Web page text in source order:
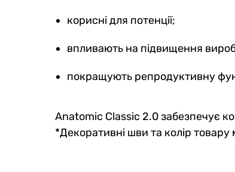
корисні для потенції;
впливають на підвищення
покращують репродуктивну
Anatomic Classic 2.0 забезпечує
*Декоративні шви та колір товару